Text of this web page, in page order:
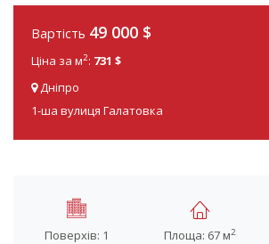
Вартість 49 000 $
Ціна за м2: 731 $
Дніпро
1-ша вулиця Галатовка
Поверхів: 1 Площа: 67 м2